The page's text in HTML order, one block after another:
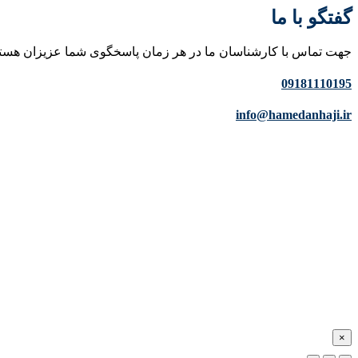
گفتگو با ما
جهت تماس با کارشناسان ما در هر زمان پاسخگوی شما عزیزان
09181110195
info@hamedanhaji.ir
×